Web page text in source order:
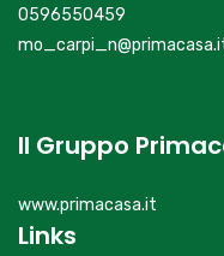
0596550459
Il Gruppo
www.primacasa.it
Links